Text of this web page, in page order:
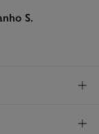
S.